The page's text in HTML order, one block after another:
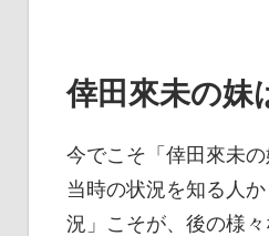
倖田來未の妹
今でこそ「倖田來未
当時の状況を知る人
況」こそが、後の様